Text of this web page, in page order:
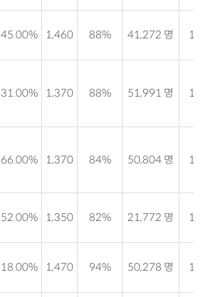
45.00% 1,460 88% 41,272 명 18
31.00% 1,370 88% 51,991 명 17
66.00% 1,370 84% 50,804 명 15
52.00% 1,350 82% 21,772 명 14
18.00% 1,470 94% 50,278 명 12